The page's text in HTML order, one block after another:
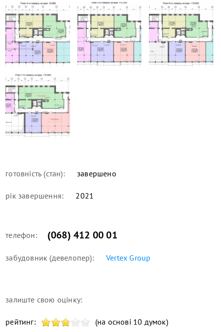
готовність (стан): завершено
рік завершення: 2021
телефон: (068) 412 00 01
забудовник (девелопер): Vertex Group
залиште свою оцінку:
рейтинг: (на основі 10 думок)